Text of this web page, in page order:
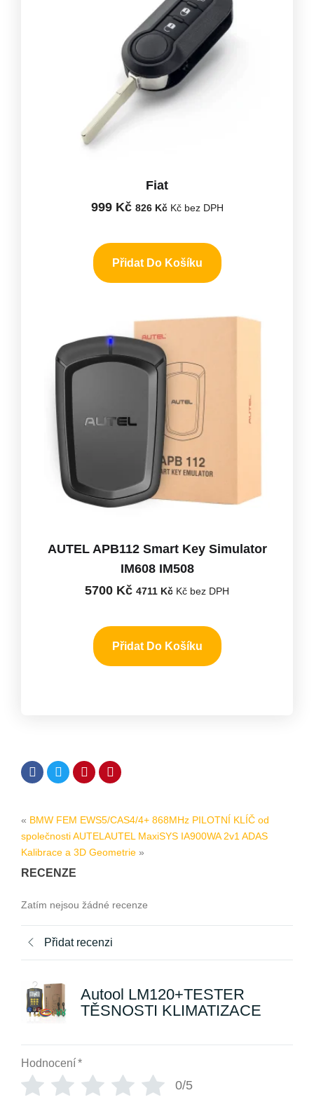
Fiat
999 Kč 826 KčKč bez DPH
Přidat Do Košíku
AUTEL APB112 Smart Key Simulator
IM608 IM508
5700 Kč 4711 Kč Kč bez DPH
Přidat Do Košíku
« BMW FEM EWS5/CAS4/4+ 868MHz PILOTNÍ KLÍČ od
společnosti AUTEL AUTEL MaxiSYS IA900WA 2v1 ADAS
Kalibrace a 3D Geometrie »
RECENZE
Zatím nejsou žádné recenze
Přidat recenzi
Autool LM120+TESTER
TĚSNOSTI KLIMATIZACE
Hodnocení*
0/5